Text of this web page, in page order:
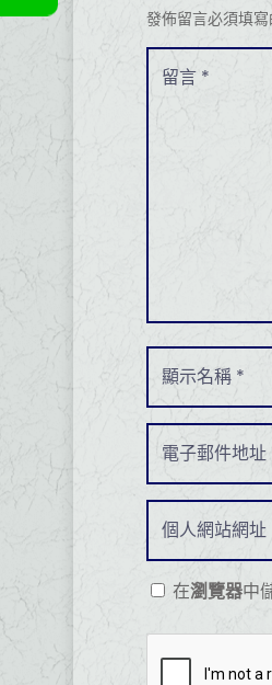
發佈留言必須填寫
在瀏覽器中